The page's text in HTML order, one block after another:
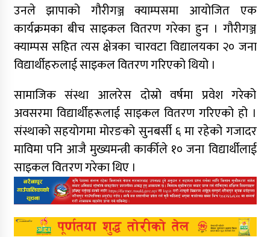
उनले झापाको गौरीगञ्ज क्याम्पसमा आयोजित एक
कार्यक्रमका बीच साइकल वितरण गरेका हुन । गौरीगञ्ज
क्याम्पस सहित त्यस क्षेत्रका चारवटा विद्यालयका २० जना
विद्यार्थीहरुलाई साइकल वितरण गरिएको थियो ।
सामाजिक संस्था आलरेस दोस्रो वर्षमा प्रवेश गरेको
अवसरमा विद्यार्थीहरूलाई साइकल वितरण गरिएको हो ।
संस्थाको सहयोगमा मोरङको सुनबर्सी ६ मा रहेको गजादर
माविमा पनि आजै मुख्यमन्त्री कार्कीले १० जना विद्यार्थीलाई
साइकल वितरण गरेका थिए ।